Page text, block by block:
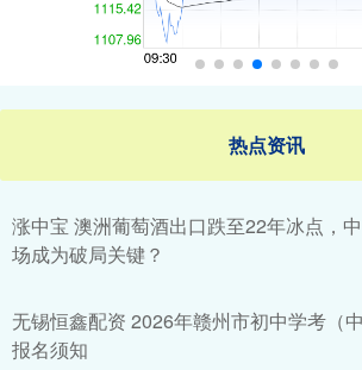
热点资讯
涨中宝 澳洲葡萄酒出口跌至22年冰点，
场成为破局关键？
无锡恒鑫配资 2026年赣州市初中学考（中
报名须知